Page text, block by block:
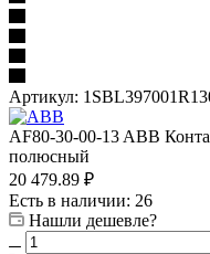
Артикул:
AF80-30-00-13 ABB
полюсный
20 479.89 ₽
Есть в наличии: 26
Нашли дешевле?